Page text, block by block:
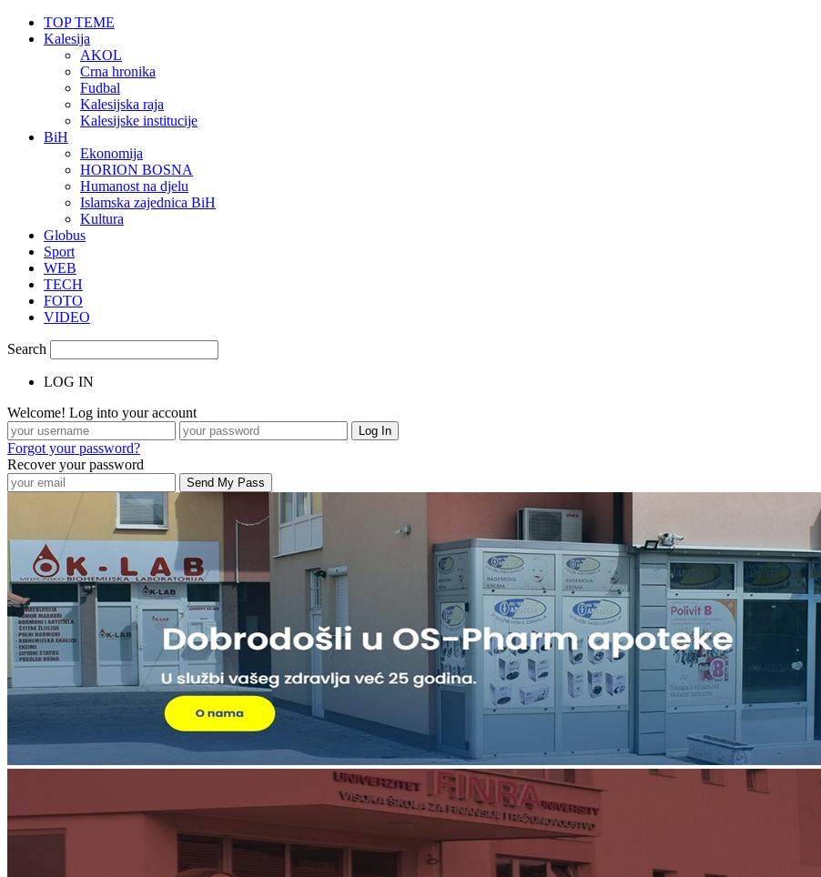
TOP TEME
Kalesija
AKOL
Crna hronika
Fudbal
Kalesijska raja
Kalesijske institucije
BiH
Ekonomija
HORION BOSNA
Humanost na djelu
Islamska zajednica BiH
Kultura
Globus
Sport
WEB
TECH
FOTO
VIDEO
Search
LOG IN
Welcome! Log into your account
Forgot your password?
Recover your password